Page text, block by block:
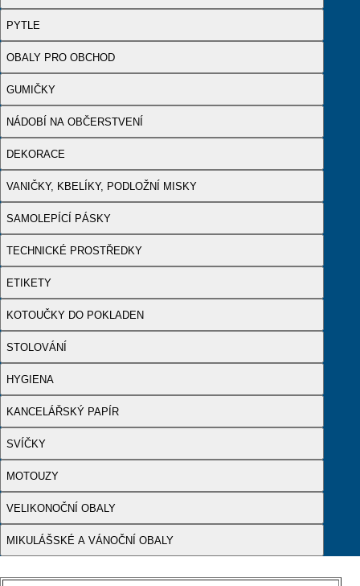
PYTLE
OBALY PRO OBCHOD
GUMIČKY
NÁDOBÍ NA OBČERSTVENÍ
DEKORACE
VANIČKY, KBELÍKY, PODLOŽNÍ MISKY
SAMOLEPÍCÍ PÁSKY
TECHNICKÉ PROSTŘEDKY
ETIKETY
KOTOUČKY DO POKLADEN
STOLOVÁNÍ
HYGIENA
KANCELÁŘSKÝ PAPÍR
SVÍČKY
MOTOUZY
VELIKONOČNÍ OBALY
MIKULÁŠSKÉ A VÁNOČNÍ OBALY